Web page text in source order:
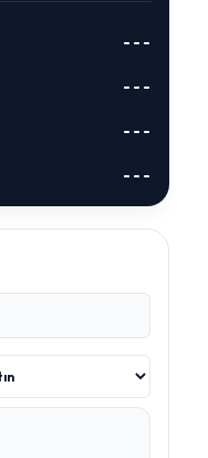
---
---
---
---